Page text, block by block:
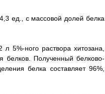
ед., с массовой долей белка
5%-ного раствора хитозана,
Полученный белково-
белка составляет 96%,